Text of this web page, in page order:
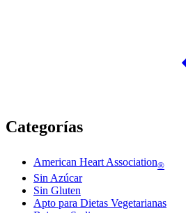
Categorías
American Heart Association®
Sin Azúcar
Sin Gluten
Apto para Dietas Vegetarianas